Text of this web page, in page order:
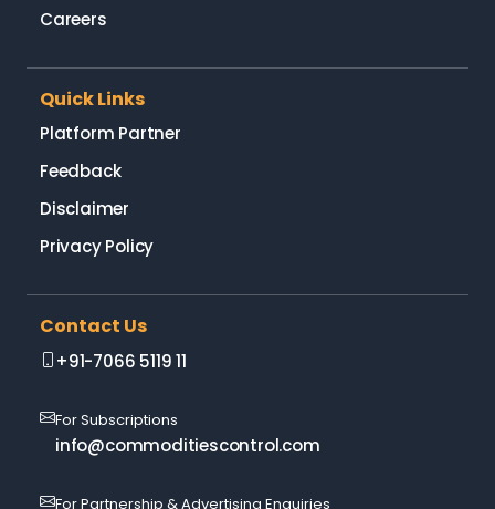
Careers
Quick Links
Platform Partner
Feedback
Disclaimer
Privacy Policy
Contact Us
+91-7066 5119 11
For Subscriptions
info@commoditiescontrol.com
For Partnership & Advertising Enquiries